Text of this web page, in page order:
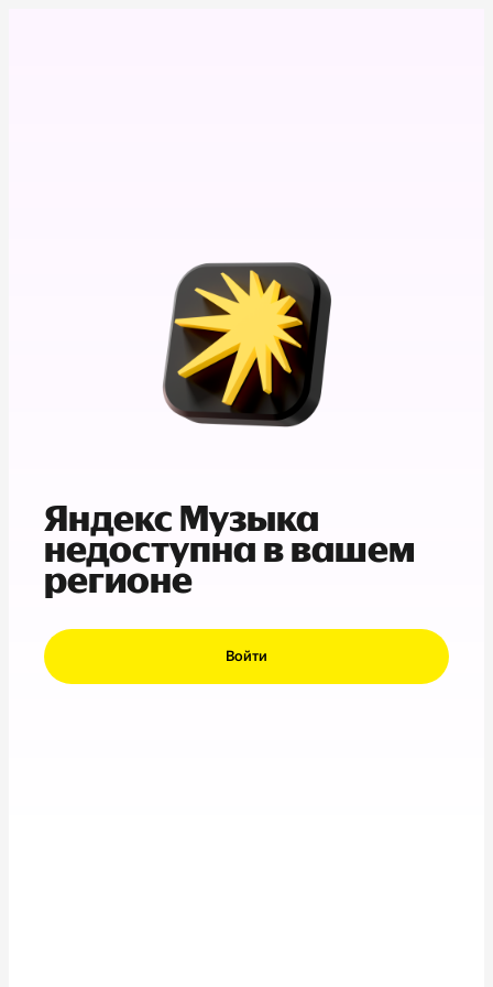
Яндекс Музыка
недоступна в вашем
регионе
Войти